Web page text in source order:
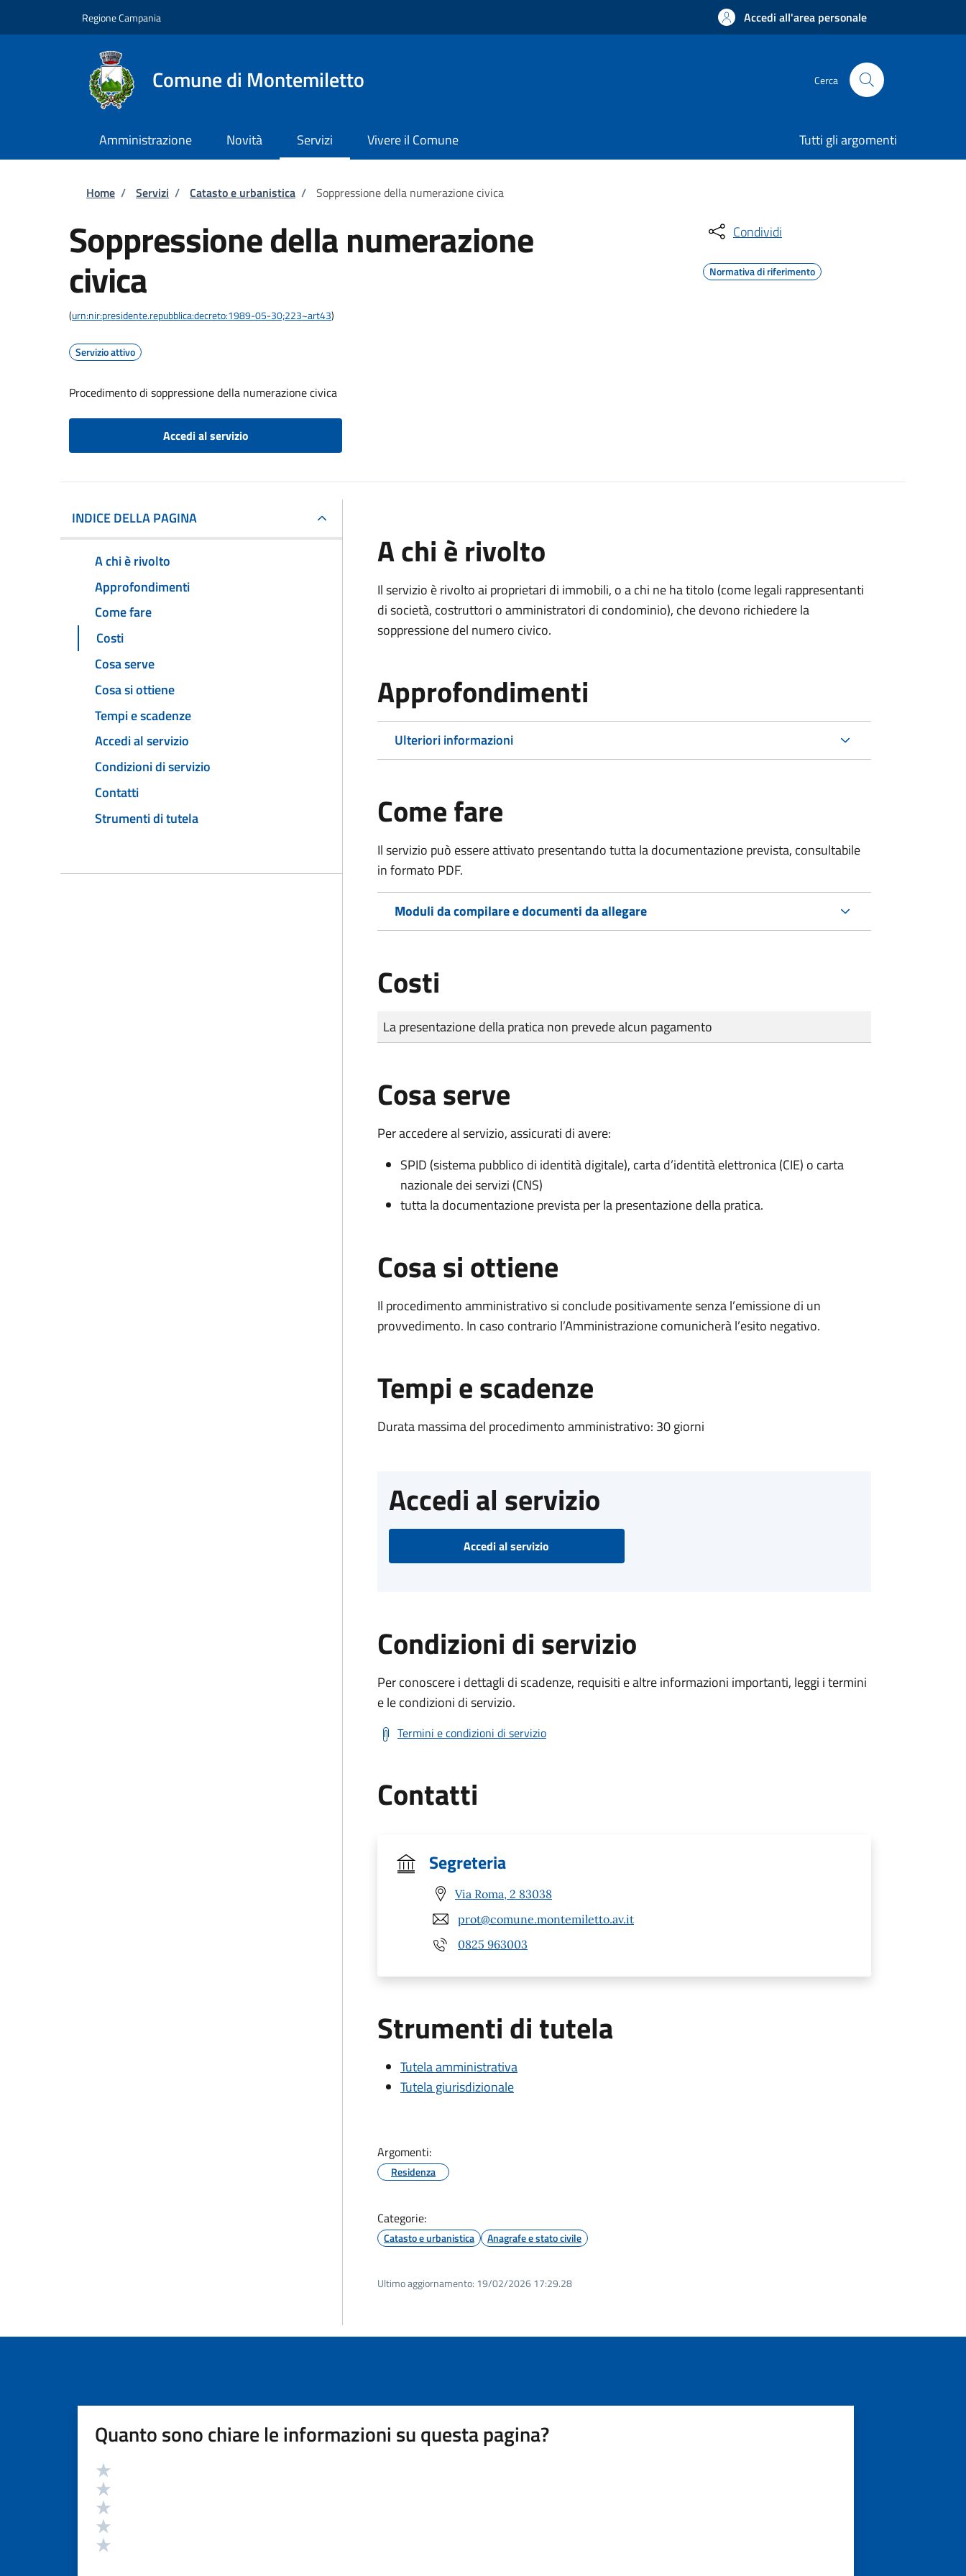
Regione Campania Accedi all'area personale
Comune di Montemiletto Cerca
Amministrazione Novità Servizi Vivere il Comune Tutti gli argomenti
Briciole di pane
Home / Servizi / Catasto e urbanistica / Soppressione della numerazione civica
Soppressione della numerazione
civica
(urn:nir:presidente.repubblica:decreto:1989-05-30;223~art43)
Servizio attivo
Procedimento di soppressione della numerazione civica
Accedi al servizio
Condividi
Normativa di riferimento
INDICE DELLA PAGINA
A chi è rivolto
Approfondimenti
Come fare
Costi
Cosa serve
Cosa si ottiene
Tempi e scadenze
Accedi al servizio
Condizioni di servizio
Contatti
Strumenti di tutela
A chi è rivolto
Il servizio è rivolto ai proprietari di immobili, o a chi ne ha titolo (come legali rappresentanti
di società, costruttori o amministratori di condominio), che devono richiedere la
soppressione del numero civico.
Approfondimenti
Ulteriori informazioni
Come fare
Il servizio può essere attivato presentando tutta la documentazione prevista, consultabile
in formato PDF.
Moduli da compilare e documenti da allegare
Costi
Tipo di pagamento
Importo
La presentazione della pratica non prevede alcun pagamento
Cosa serve
Per accedere al servizio, assicurati di avere:
SPID (sistema pubblico di identità digitale), carta d’identità elettronica (CIE) o carta
nazionale dei servizi (CNS)
tutta la documentazione prevista per la presentazione della pratica.
Cosa si ottiene
Il procedimento amministrativo si conclude positivamente senza l’emissione di un
provvedimento. In caso contrario l’Amministrazione comunicherà l’esito negativo.
Tempi e scadenze
Durata massima del procedimento amministrativo: 30 giorni
Accedi al servizio
Accedi al servizio
Condizioni di servizio
Per conoscere i dettagli di scadenze, requisiti e altre informazioni importanti, leggi i termini
e le condizioni di servizio.
Termini e condizioni di servizio
Contatti
Segreteria
Via Roma, 2 83038
prot@comune.montemiletto.av.it
0825 963003
Strumenti di tutela
Tutela amministrativa
Tutela giurisdizionale
Argomenti:
Residenza
Categorie:
Catasto e urbanistica Anagrafe e stato civile
Ultimo aggiornamento: 19/02/2026 17:29.28
Quanto sono chiare le informazioni su questa pagina?
Valutazione